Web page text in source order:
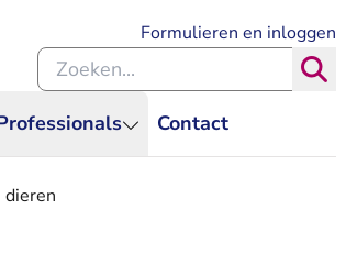
Contact
Formulieren en inloggen
Zoeken binnen de Rechtspraak
dieren